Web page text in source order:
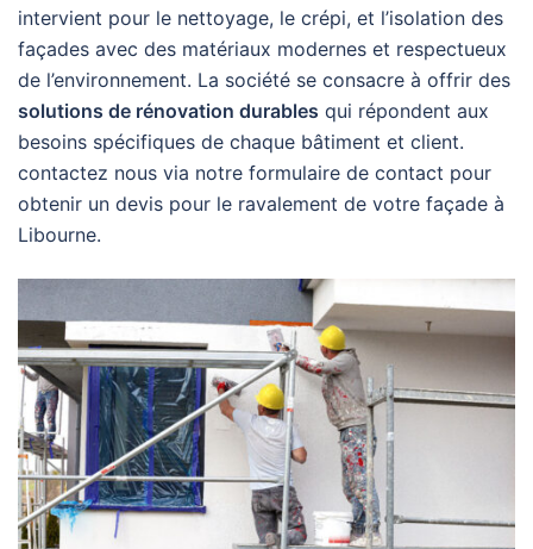
intervient pour le nettoyage, le crépi, et l’isolation des
façades avec des matériaux modernes et respectueux
de l’environnement. La société se consacre à offrir des
solutions de rénovation durables qui répondent aux
besoins spécifiques de chaque bâtiment et client.
contactez nous via notre formulaire de contact pour
obtenir un devis pour le ravalement de votre façade à
Libourne.